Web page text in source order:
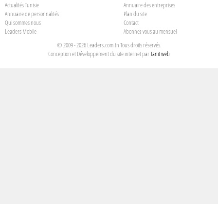
Actualités Tunisie
Annuaire des entreprises
Annuaire de personnalités
Plan du site
Qui sommes nous
Contact
Leaders Mobile
Abonnez-vous au mensuel
© 2009 - 2026 Leaders.com.tn Tous droits réservés.
Conception et Développement du site internet parTanit web